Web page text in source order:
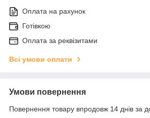
Оплата на рахунок
Готівкою
Оплата за реквізитами
Всі умови оплати
Умови повернення
Повернення товару впродовж 14 днів за